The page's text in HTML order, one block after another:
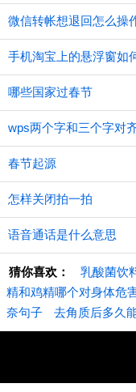
微信转帐想退回怎么操
手机淘宝上的悬浮窗如
哪些国家过春节
wps两个字和三个字对
春节起源
怎样关闭拍一拍
语音通话是什么意思
猜你喜欢： 乳酸菌饮
精和鸡精哪个对身体危
奈句子
去角质后多久